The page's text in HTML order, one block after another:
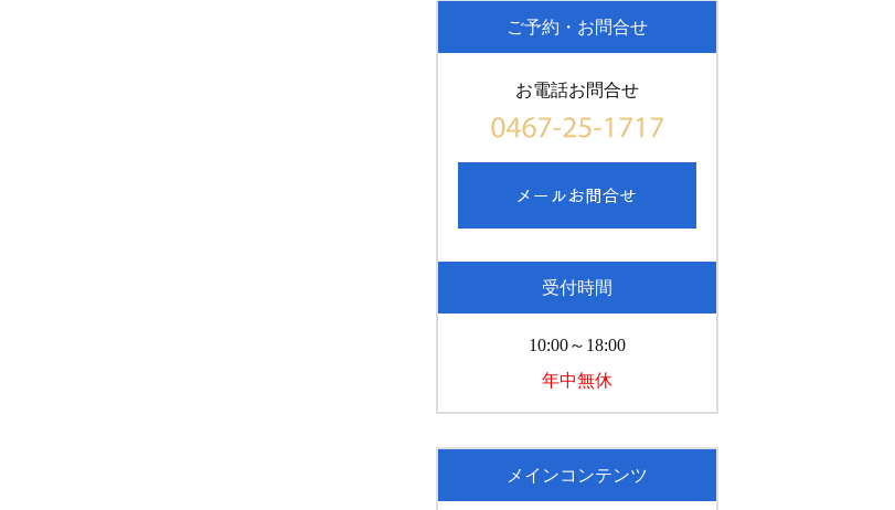
ご予約・お問合せ
お電話お問合せ
受付時間
10:00～18:00
年中無休
メインコンテンツ